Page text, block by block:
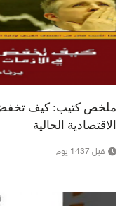
ملخص كتيب: كيف تخفض
الاقتصادية الحالية
قبل 1437 يوم